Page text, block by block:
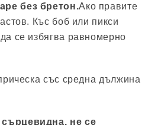
без бретон.Ако правите
Къс боб или пикси
се избягва равномерно
със средна дължина
не се